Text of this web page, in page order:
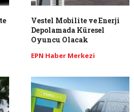
Vestel Mobilite ve Enerji
Depolamada Küresel
Oyuncu Olacak
EPN Haber Merkezi